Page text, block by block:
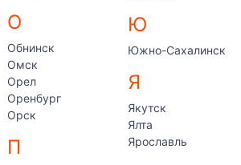
О
Обнинск
Омск
Орел
Оренбург
Орск
П
Ю
Южно-Сахалинск
Я
Якутск
Ялта
Ярославль